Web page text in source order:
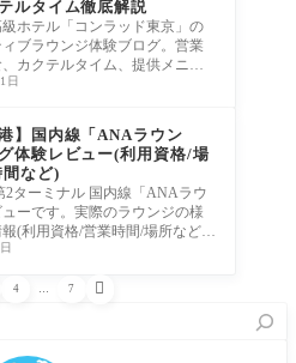
ルタイム徹底解説
級ホテル「コンラッド東京」の
ブラウンジ体験ブログ。営業
カクテルタイム、提供メニュ
内容まで写真付きで詳しくレ
日
】国内線「ANAラウン
体験レビュー(利用資格/場
など)
2ターミナル 国内線「ANAラウ
ーです。実際のラウンジの様
(利用資格/営業時間/場所など)
対応をまとめました。
4 7 